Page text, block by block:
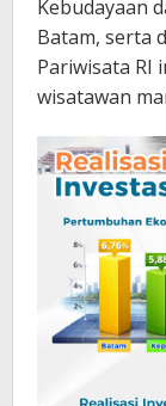
Kebudayaan
Batam, serta
Pariwisata RI
wisatawan